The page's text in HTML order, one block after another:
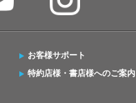
お客様サポート
特約店様・書店様へのご案内